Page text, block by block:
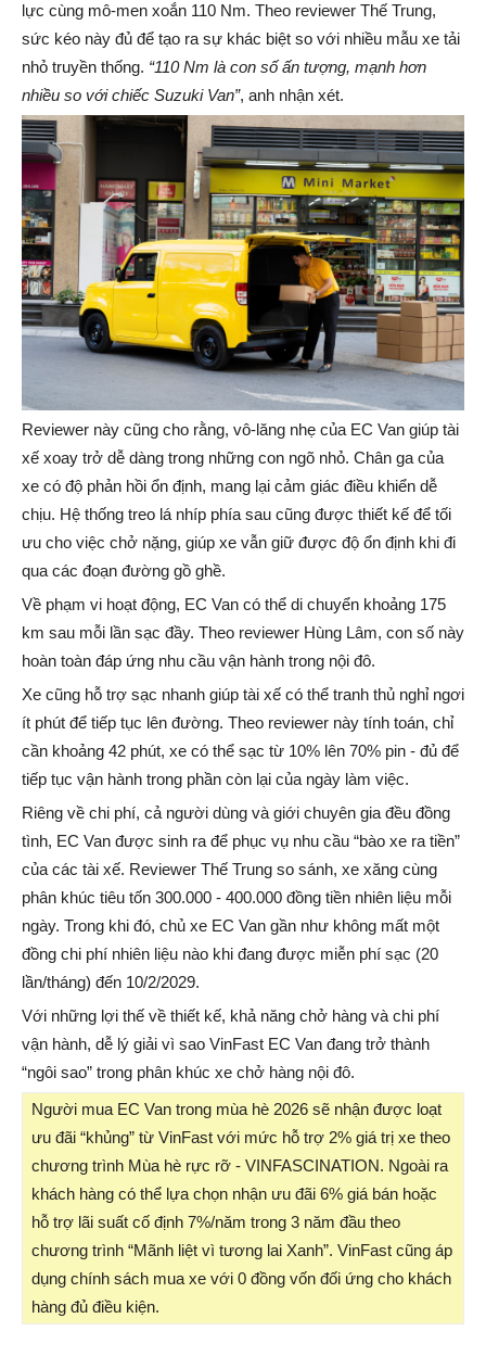
lực cùng mô-men xoắn 110 Nm. Theo reviewer Thế Trung,
sức kéo này đủ để tạo ra sự khác biệt so với nhiều mẫu xe tải
nhỏ truyền thống. “110 Nm là con số ấn tượng, mạnh hơn
nhiều so vớichiếc Suzuki Van”, anh nhận xét.
Reviewer này cũng cho rằng, vô-lăng nhẹ của EC Van giúp tài
xế xoay trở dễ dàng trong những con ngõ nhỏ. Chân ga của
xe có độ phản hồi ổn định, mang lại cảm giác điều khiển dễ
chịu. Hệ thống treo lá nhíp phía sau cũng được thiết kế để tối
ưu cho việc chở nặng, giúp xe vẫn giữ được độ ổn định khi đi
qua các đoạn đường gồ ghề.
Về phạm vi hoạt động, EC Van có thể di chuyển khoảng 175
km sau mỗi lần sạc đầy. Theo reviewer Hùng Lâm, con số này
hoàn toàn đáp ứng nhu cầu vận hành trong nội đô.
Xe cũng hỗ trợ sạc nhanh giúp tài xế có thể tranh thủ nghỉ ngơi
ít phút để tiếp tục lên đường. Theo reviewer này tính toán, chỉ
cần khoảng 42 phút, xe có thể sạc từ 10% lên 70% pin - đủ để
tiếp tục vận hành trong phần còn lại của ngày làm việc.
Riêng về chi phí, cả người dùng và giới chuyên gia đều đồng
tình, EC Van được sinh ra để phục vụ nhu cầu “bào xe ra tiền”
của các tài xế. Reviewer Thế Trung so sánh, xe xăng cùng
phân khúc tiêu tốn 300.000 - 400.000 đồng tiền nhiên liệu mỗi
ngày. Trong khi đó, chủ xe EC Van gần như không mất một
đồng chi phí nhiên liệu nào khi đang được miễn phí sạc (20
lần/tháng) đến 10/2/2029.
Với những lợi thế về thiết kế, khả năng chở hàng và chi phí
vận hành, dễ lý giải vì sao VinFast EC Van đang trở thành
“ngôi sao” trong phân khúc xe chở hàng nội đô.
Người mua EC Van trong mùa hè 2026 sẽ nhận được loạt
ưu đãi “khủng” từ VinFast với mức hỗ trợ 2% giá trị xe theo
chương trình Mùa hè rực rỡ - VINFASCINATION. Ngoài ra
khách hàng có thể lựa chọn nhận ưu đãi 6% giá bán hoặc
hỗ trợ lãi suất cố định 7%/năm trong 3 năm đầu theo
chương trình “Mãnh liệt vì tương lai Xanh”. VinFast cũng áp
dụng chính sách mua xe với 0 đồng vốn đối ứng cho khách
hàng đủ điều kiện.